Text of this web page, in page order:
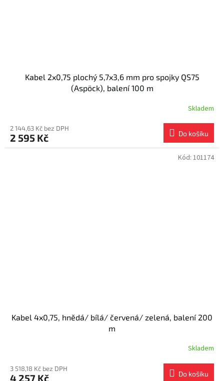
Kabel 2x0,75 plochý 5,7x3,6 mm pro spojky QS75
(Aspöck), balení 100 m
Skladem
2 144,63 Kč bez DPH
2 595 Kč Do košíku
Kabel 4x0,75, hnědá/ bílá/ červená/ zelená, balení 200
m
Skladem
3 518,18 Kč bez DPH
4 257 Kč Do košíku
Kód: 101174